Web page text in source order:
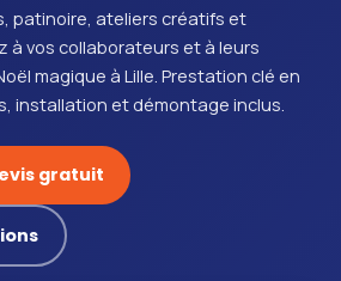
patinoire, ateliers créatifs et
à vos collaborateurs et à leurs
magique à Lille. Prestation clé en
installation et démontage inclus.
gratuit